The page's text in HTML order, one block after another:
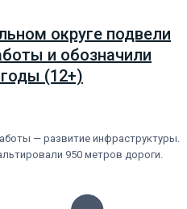
округе подвели
и обозначили
(12+)
— развитие инфраструктуры.
950 метров дороги.